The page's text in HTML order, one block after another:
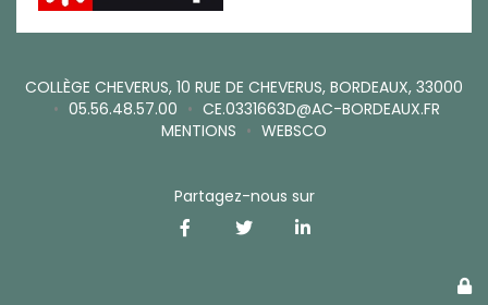
COLLÈGE CHEVERUS, 10 RUE DE CHEVERUS, BORDEAUX, 33000
• 05.56.48.57.00 • CE.0331663D@AC-BORDEAUX.FR
MENTIONS • WEBSCO
Partagez-nous sur